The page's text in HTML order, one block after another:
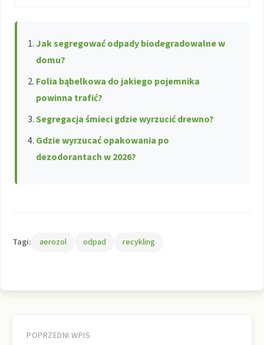
Jak segregować odpady biodegradowalne w
domu?
Folia bąbelkowa do jakiego pojemnika
powinna trafić?
Segregacja śmieci gdzie wyrzucić drewno?
Gdzie wyrzucać opakowania po
dezodorantach w 2026?
Tagi: aerozol odpad recykling
POPRZEDNI WPIS